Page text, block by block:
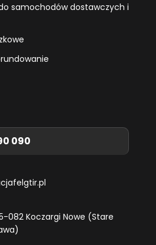
samochodów dostawczych i
090
082 Koczargi Nowe (Stare